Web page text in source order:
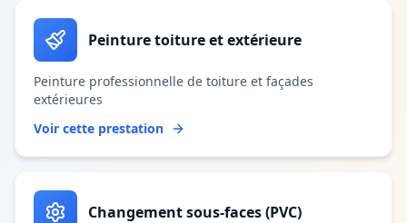
Peinture toiture et extérieure
Peinture professionnelle de toiture et façades
extérieures
Voir cette prestation
Changement sous-faces (PVC)